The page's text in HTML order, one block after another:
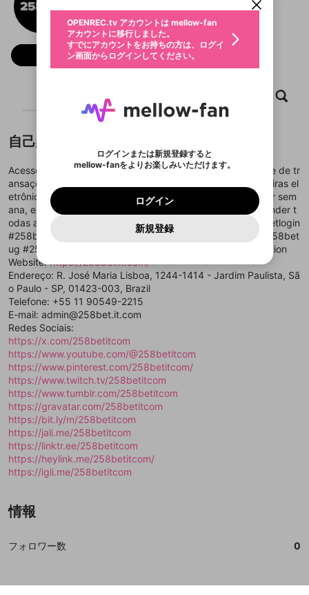
フォロー
プレイリスト
自己紹介
Acesse a 258BET pelo site oficial 258bet.br.com e desfrute de tr
ansações rápidas via PIX, transferências bancárias e carteiras el
etrônicas. Com suporte ao vivo 24 horas por dia, 7 dias por sem
ana, em português, a equipe está sempre pronta para atender t
odas as suas necessidades. #258bet #258betapp #258betlogin
#258betwin #258betcassino #258betcom #258betbet #258bet
ug #258betcomlogin #258betplataforma #256betregistration
Website:https://258bet.it.com/
Endereço: R. José Maria Lisboa, 1244-1414 - Jardim Paulista, Sã
o Paulo - SP, 01423-003, Brazil
Telefone: +55 11 90549-2215
E-mail: admin@258bet.it.com
Redes Sociais:
https://x.com/258betitcom
https://www.youtube.com/@258betitcom
https://www.pinterest.com/258betitcom/
https://www.twitch.tv/258betitcom
https://www.tumblr.com/258betitcom
https://gravatar.com/258betitcom
https://bit.ly/m/258betitcom
https://jali.me/258betitcom
https://linktr.ee/258betitcom
https://heylink.me/258betitcom/
https://igli.me/258betitcom
情報
フォロワー数 0
ブロックリストに追加しますか？
キャンセル OK
この動画の公開は終了しました
OK
ファンレター
応援している配信者にファンレターを送ることがで
きます。好きなデザインを選んでメッセージを書い
※ファンレター機能は有料サービスです。
ファンレターを作成
固定動画に設定
マイページに表示されている動画 (ライブ配信、配
信予定、アーカイブ、アップロード動画) をページ
のトップに1つ固定できます。動画タイトル横のメ
ニューより設定することができます。
動画プレイリストを選択
動画のプレイリストを一つ選択すると、そのプレイ
ることができます。
動画プレイリストを選択
選択できるプレイリストがありません。
動画プレイリストがありません
閉じる
ポイントが不足しています
ご確認ください
した。 サービスを利用するには変更後の内容を
を確認しました。
確認しました
新規登録
メールアドレスで新規登録
または
Google
Yahoo! JAPAN
Appleでサインアップ
mellow-fanの利用規約・プライバシーポリシー・外部
サービスとのID連携に関する同意事項
で、次にお進みください
@
次にお進みください。
アカウント作成
mellow-fanからのお得な情報をメールで受
け取る
ログイン
メールアドレスでログイン
または
Google
Yahoo! JAPAN
Appleでサインイン
mellow-fanの利用規約・プライバシーポリシー・外部
サービスとのID連携に関する同意事項
で、次にお進みください
ログイン
ログイン
パスワードを忘れた方はこちら
アカウントをお持ちですか？アカウントを作成する
OPENREC.tv アカウントは mellow-fan
アカウントに移行しました。
すでにアカウントをお持ちの方は、ログイ
ン画面からログインしてください。
ログインまたは新規登録すると
mellow-fanをよりお楽しみいただけます。
ログイン
新規登録
登録したメールアドレスを入力し、送信してくださ
再設定する
入力していただいたメールアドレ
スに、パスワード再設定用URLを
のでご確認ください
OK
年
生年月は登録後に変更できません。
お住まいの地域
ご登録いただいた情報はサービスの向上を目的
として使用いたします。
一部サービスをご利用いただくには、生年月の
登録が必要です。
登録
あとで登録
認証コードの入力
メイン及びcs.openrec.co.jpドメイン）が受信拒否設
定に含まれていないかご確認ください。
入力
セッションの有効期限が切れたた
不適切なユーザーとして報告しま
すか？
問題を選択してください
わいせつな表現
著作権の侵害
なりすまし行為
出会いを誘導する行為
ねずみ講やマルチ商法
誤解を招く配信設定
ゲームの録画禁止区域の配信
改造版・海賊版ソフトの配信
政治的・宗教的・人種的な内容
その他の問題
0
報告された問題については、利用規約に違反しているか
どうかをスタッフが確認します。
用することは、利用規約違反になります。
送信
サブスクシェア
詳しくはこちら
閉じる
Discordアカウントをお持ちでない方
Discordアカウントを作成
Discordは第三者が提供するコミュニティーサービスで、
mellow-fanとは関わりがありません。Discordに関してのお
問い合わせにはお答えすることができません。Discordの仕
様変更により、限定コミュニティ特典の提供が終了する可能
します。
外部サービスとのID連携に関する同意事項
Discordとは？